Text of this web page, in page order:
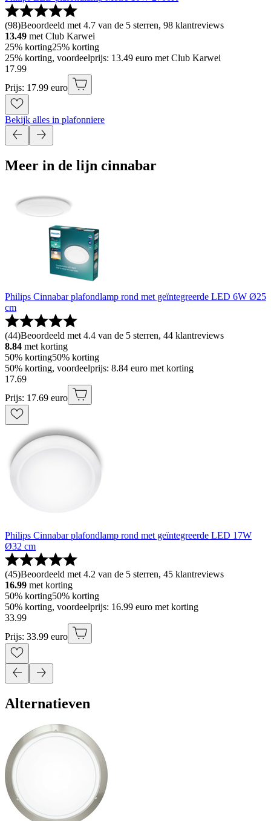
(98)Beoordeeld met 4.7 van de 5 sterren, 98 klantreviews
13.49 met Club Karwei
25% korting25% korting
25% korting, voordeelprijs: 13.49 euro met Club Karwei
17.99
Prijs: 17.99 euro
Bekijk alles in plafonniere
Meer in de lijn cinnabar
Philips Cinnabar plafondlamp rond met geïntegreerde LED 6W Ø25
cm
(44)Beoordeeld met 4.4 van de 5 sterren, 44 klantreviews
8.84 met korting
50% korting50% korting
50% korting, voordeelprijs: 8.84 euro met korting
17.69
Prijs: 17.69 euro
Philips Cinnabar plafondlamp rond met geïntegreerde LED 17W
Ø32 cm
(45)Beoordeeld met 4.2 van de 5 sterren, 45 klantreviews
16.99 met korting
50% korting50% korting
50% korting, voordeelprijs: 16.99 euro met korting
33.99
Prijs: 33.99 euro
Alternatieven